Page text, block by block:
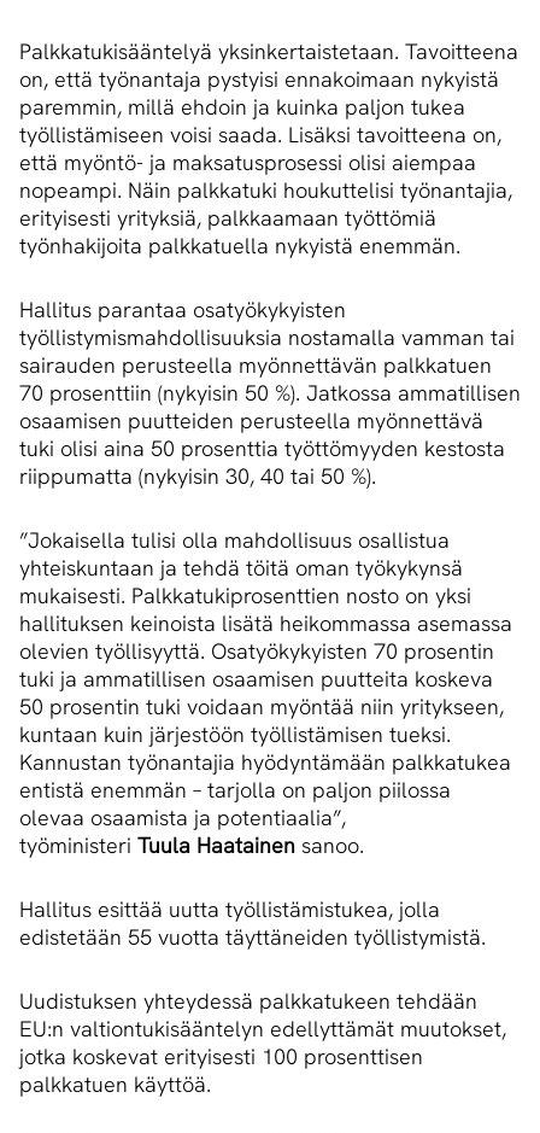
Palkkatukisääntelyä yksinkertaistetaan. Tavoitteena
on, että työnantaja pystyisi ennakoimaan nykyistä
paremmin, millä ehdoin ja kuinka paljon tukea
työllistämiseen voisi saada. Lisäksi tavoitteena on,
että myöntö- ja maksatusprosessi olisi aiempaa
nopeampi. Näin palkkatuki houkuttelisi työnantajia,
erityisesti yrityksiä, palkkaamaan työttömiä
työnhakijoita palkkatuella nykyistä enemmän.
Hallitus parantaa osatyökykyisten
työllistymismahdollisuuksia nostamalla vamman tai
sairauden perusteella myönnettävän palkkatuen
70 prosenttiin (nykyisin 50 %). Jatkossa ammatillisen
osaamisen puutteiden perusteella myönnettävä
tuki olisi aina 50 prosenttia työttömyyden kestosta
riippumatta (nykyisin 30, 40 tai 50 %).
”Jokaisella tulisi olla mahdollisuus osallistua
yhteiskuntaan ja tehdä töitä oman työkykynsä
mukaisesti. Palkkatukiprosenttien nosto on yksi
hallituksen keinoista lisätä heikommassa asemassa
olevien työllisyyttä. Osatyökykyisten 70 prosentin
tuki ja ammatillisen osaamisen puutteita koskeva
50 prosentin tuki voidaan myöntää niin yritykseen,
kuntaan kuin järjestöön työllistämisen tueksi.
Kannustan työnantajia hyödyntämään palkkatukea
entistä enemmän – tarjolla on paljon piilossa
olevaa osaamista ja potentiaalia”,
työministeri Tuula Haatainen sanoo.
Hallitus esittää uutta työllistämistukea, jolla
edistetään 55 vuotta täyttäneiden työllistymistä.
Uudistuksen yhteydessä palkkatukeen tehdään
EU:n valtiontukisääntelyn edellyttämät muutokset,
jotka koskevat erityisesti 100 prosenttisen
palkkatuen käyttöä.